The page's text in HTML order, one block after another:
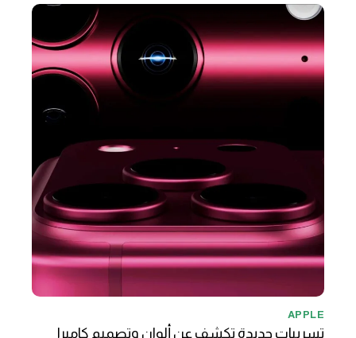
APPLE
تسريبات جديدة تكشف عن ألوان وتصميم كاميرا